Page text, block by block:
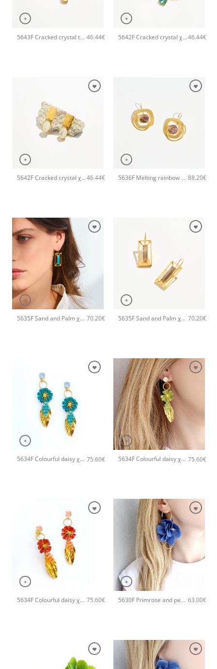
+
5643F Cracked crystal tear χειροποίητα σκουλαρίκια Catherine bijoux Άσπρο 46.44€
+
5642F Cracked crystal χειροποίητα σκουλαρίκια Catherine bijoux Τυρκουάζ46.44€
+
5642F Cracked crystal χειροποίητα σκουλαρίκια Catherine bijoux Άσπρο46.44€
+
5636F Melting rainbow χειροποίητα σκουλαρίκια Catherine bijoux Χρυσό 88.20€
+
5635F Sand and Palm χειροποίητα σκουλαρίκια Catherine bijoux Τυρκουάζ 70.20€
+
5635F Sand and Palm χειροποίητα σκουλαρίκια Catherine bijoux Καφέ 70.20€
+
5634F Colourful daisy χειροποίητα σκουλαρίκια Catherine bijoux Τυρκουάζ 75.60€
+
5634F Colourful daisy χειροποίητα σκουλαρίκια Catherine bijoux Πράσινο 75.60€
+
5634F Colourful daisy χειροποίητα σκουλαρίκια Catherine bijoux Πορτοκαλί 75.60€
+
5630F Primrose and pearls χειροποίητα σκουλαρίκια Catherine bijoux Μπλε 63.00€